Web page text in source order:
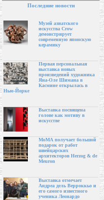
Последние новости
Музей азиатского
искусства Crow
демонстрирует
современную японскую
керамику
Первая персональная
выставка новых
произведений художника
Яна-Оле Шимана в
Касмине открылась в
Нью-Йорке
Выставка посвящена
голове как мотиву в
искусстве
МоМА получает большой
подарок от работ
швейцарских
архитекторов Herzog & de
Meuron
Выставка отмечает
Андреа дель Верроккьо и
его самого известного
ученика Леонардо